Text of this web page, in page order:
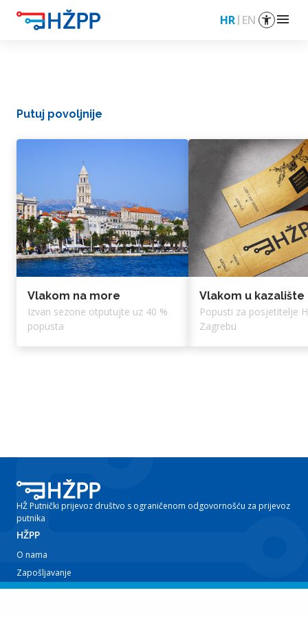
HR EN menu
Putuj povoljnije
Vlakom na more
Izvan sezone otputujte uz 40 %
popusta
Vlakom u kazalište
Popusti za posjetitelje
Zagrebu
HŽ Putnički prijevoz društvo s ograničenom odgovornošću za prijevoz
putnika
HŽPP
O nama
Zapošljavanje
Planovi i izvještaji